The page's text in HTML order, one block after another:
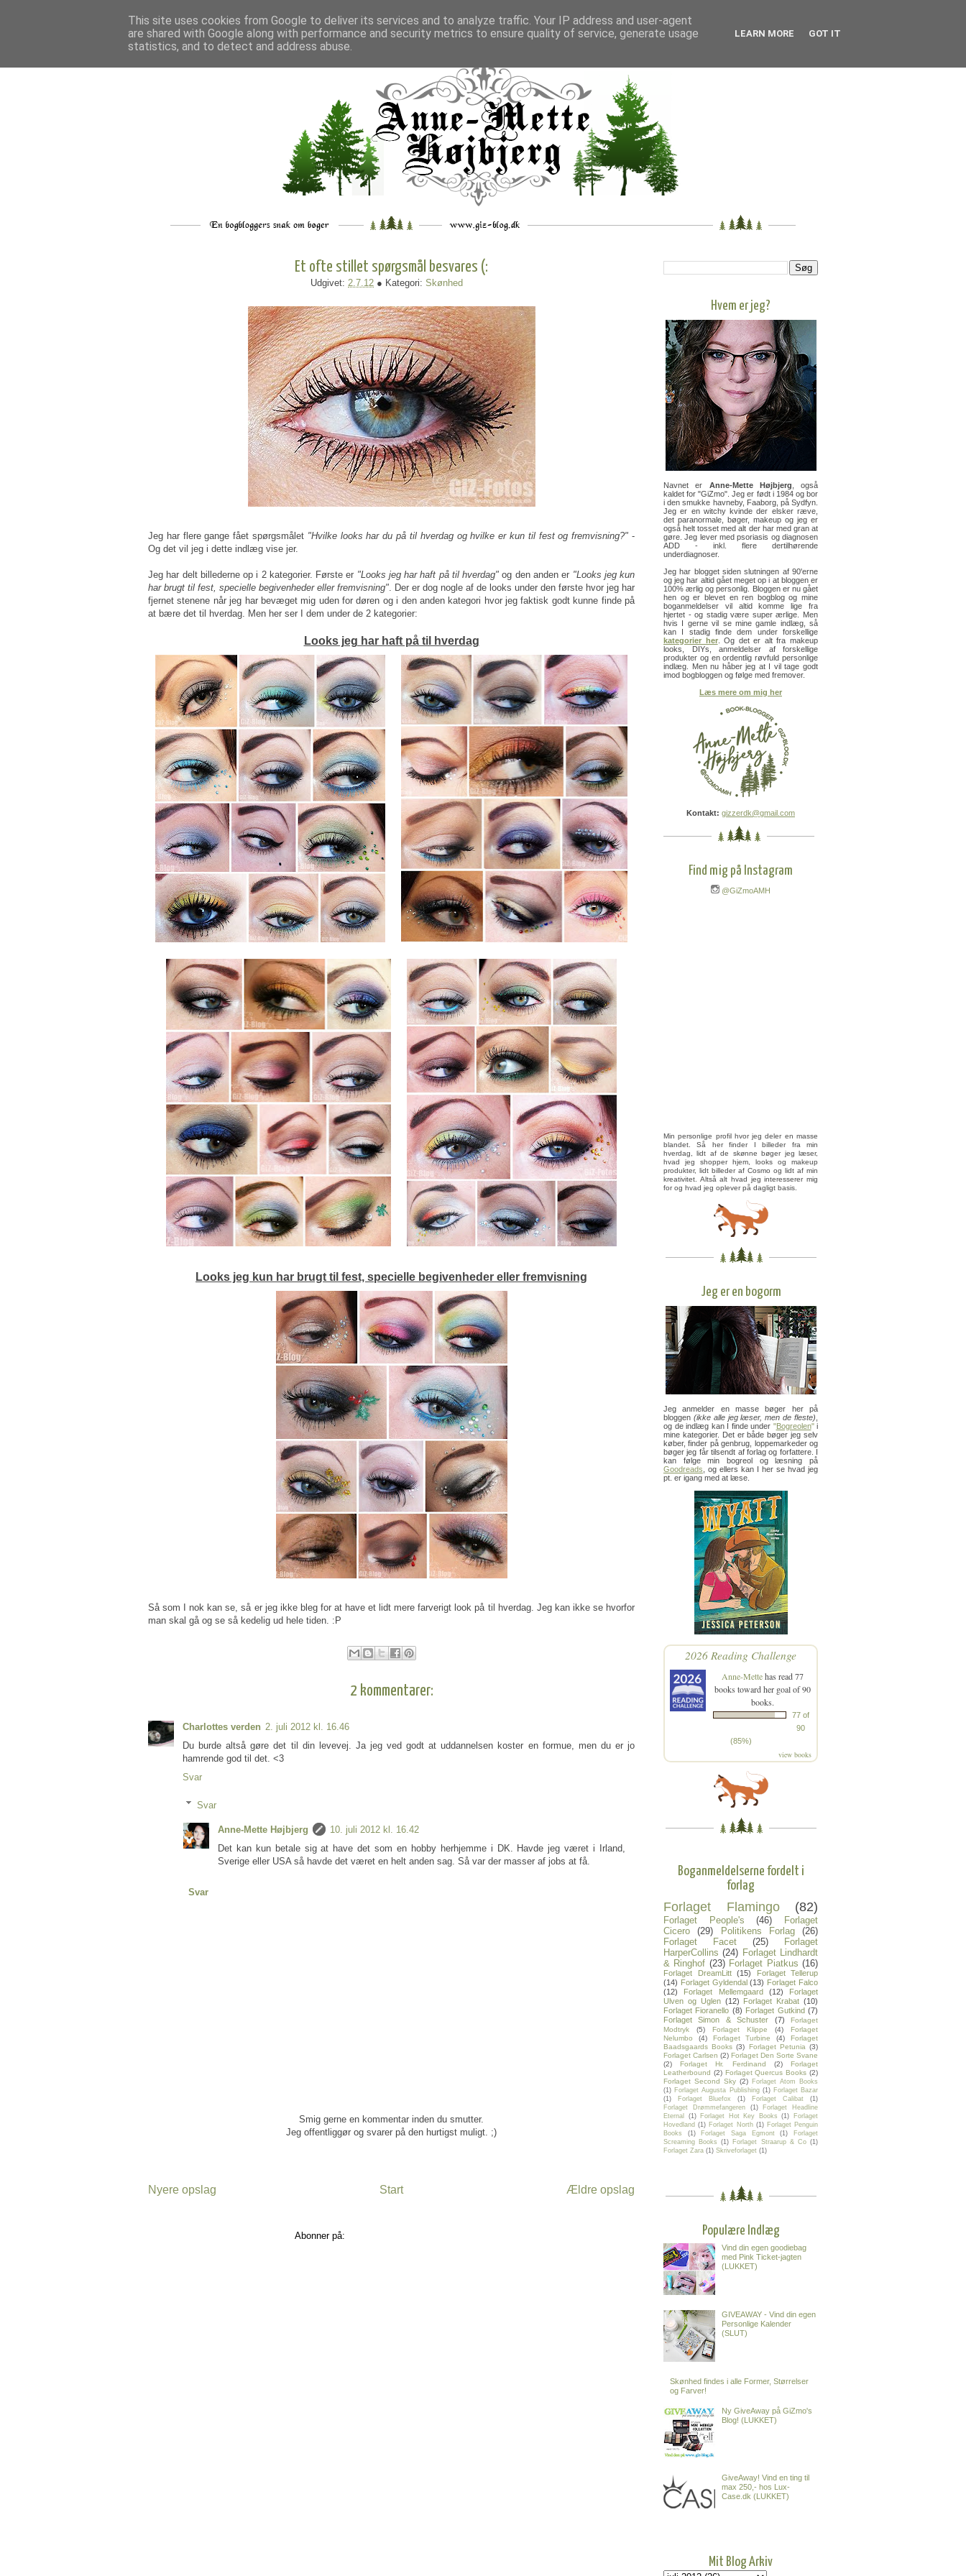
___ _. __ __ _ ___
Et ofte stillet spørgsmål besvares (:
Udgivet: 2.7.12 ● Kategori: Skønhed
Jeg har flere gange fået spørgsmålet "Hvilke looks har du på til hverdag og hvilke er kun til fest og fremvisning?" -
Og det vil jeg i dette indlæg vise jer.
Jeg har delt billederne op i 2 kategorier. Første er "Looks jeg har haft på til hverdag" og den anden er "Looks jeg kun
har brugt til fest, specielle begivenheder eller fremvisning". Der er dog nogle af de looks under den første hvor jeg har
fjernet stenene når jeg har bevæget mig uden for døren og i den anden kategori hvor jeg faktisk godt kunne finde på
at bære det til hverdag. Men her ser I dem under de 2 kategorier:
Looks jeg har haft på til hverdag
Looks jeg kun har brugt til fest, specielle begivenheder eller fremvisning
Så som I nok kan se, så er jeg ikke bleg for at have et lidt mere farverigt look på til hverdag. Jeg kan ikke se hvorfor
man skal gå og se så kedelig ud hele tiden. :P
2 kommentarer:
Charlottes verden 2. juli 2012 kl. 16.46
Du burde altså gøre det til din levevej. Ja jeg ved godt at uddannelsen koster en formue, men du er jo
hamrende god til det. <3
Svar
Svar
Anne-Mette Højbjerg
10. juli 2012 kl. 16.42
Det kan kun betale sig at have det som en hobby herhjemme i DK. Havde jeg været i Irland,
Sverige eller USA så havde det været en helt anden sag. Så var der masser af jobs at få.
Svar
Smig gerne en kommentar inden du smutter.
Jeg offentliggør og svarer på den hurtigst muligt. ;)
Nyere opslag Ældre opslag
Start
Abonner på:
Hvem er jeg?
Navnet er Anne-Mette Højbjerg , også
kaldet for "GiZmo". Jeg er født i 1984 og bor
i den smukke havneby, Faaborg, på Sydfyn.
Jeg er en witchy kvinde der elsker ræve,
det paranormale, bøger, makeup og jeg er
også helt tosset med alt der har med gran at
gøre. Jeg lever med psoriasis og diagnosen
ADD - inkl. flere dertilhørende
underdiagnoser.
Jeg har blogget siden slutningen af 90'erne
og jeg har altid gået meget op i at bloggen er
100% ærlig og personlig. Bloggen er nu gået
hen og er blevet en ren bogblog og mine
boganmeldelser vil altid komme lige fra
hjertet - og stadig være super ærlige. Men
hvis I gerne vil se mine gamle indlæg, så
kan I stadig finde dem under forskellige
kategorier her. Og det er alt fra makeup
looks, DIYs, anmeldelser af forskellige
produkter og en ordentlig røvfuld personlige
indlæg. Men nu håber jeg at I vil tage godt
imod bogbloggen og følge med fremover.
Læs mere om mig her
Kontakt: gizzerdk@gmail.com
Find mig på Instagram
@GiZmoAMH
Min personlige profil hvor jeg deler en masse
blandet. Så her finder I billeder fra min
hverdag, lidt af de skønne bøger jeg læser,
hvad jeg shopper hjem, looks og makeup
produkter, lidt billeder af Cosmo og lidt af min
kreativitet. Altså alt hvad jeg interesserer mig
for og hvad jeg oplever på dagligt basis.
Jeg er en bogorm
Jeg anmelder en masse bøger her på
bloggen (ikke alle jeg læser, men de fleste)
og de indlæg kan I finde under "Bogreolen"i
mine kategorier. Det er både bøger jeg selv
køber, finder på genbrug, loppemarkeder og
bøger jeg får tilsendt af forlag og forfattere. I
kan følge min bogreol og læsning på
Goodreads , og ellers kan I her se hvad jeg
pt. er igang med at læse.
2026 Reading Challenge
Anne-Mettehas read 77
books toward her goal of 90
books.
77 of
90
(85%)
view books
Boganmeldelserne fordelt i
forlag
Forlaget Flamingo (82)
Forlaget People's (46)
Forlaget
Cicero
(29) Politikens Forlag
(26)
Forlaget Facet
(25)
Forlaget
HarperCollins (24) Forlaget Lindhardt
& Ringhof (23) Forlaget Piatkus (16)
Forlaget DreamLitt (15)
Forlaget Tellerup
(14) Forlaget Gyldendal (13) Forlaget Falco
(12)
Forlaget Mellemgaard (12)
Forlaget
Ulven og Uglen (12) Forlaget Krabat (10)
Forlaget Fioranello (8) Forlaget Gutkind (7)
Forlaget Simon & Schuster
(7)
Forlaget
Modtryk
(5) Forlaget Klippe (4)
Forlaget
Nelumbo
(4) Forlaget Turbine (4)
Forlaget
Baadsgaards Books (3) Forlaget Petunia (3)
Forlaget Carlsen (2) Forlaget Den Sorte Svane
(2)
Forlaget Hr. Ferdinand (2)
Forlaget
Leatherbound (2) Forlaget Quercus Books (2)
Forlaget Second Sky (2) Forlaget Atom Books
(1) Forlaget Augusta Publishing (1) Forlaget Bazar
(1)
Forlaget Bluefox (1) Forlaget Calibat
(1)
Forlaget Drømmefangeren
(1)
Forlaget Headline
Eternal
(1) Forlaget Hot Key Books (1)
Forlaget
Hovedland (1) Forlaget North (1) Forlaget Penguin
Books
(1) Forlaget Saga Egmont (1)
Forlaget
Screaming Books
(1) Forlaget Straarup & Co (1)
Forlaget Zara (1) Skriveforlaget (1)
Populære Indlæg
Vind din egen goodiebag
med Pink Ticket-jagten
(LUKKET)
GIVEAWAY - Vind din egen
Personlige Kalender
(SLUT)
Skønhed findes i alle Former, Størrelser
og Farver!
Ny GiveAway på GiZmo's
Blog! (LUKKET)
GiveAway! Vind en ting til
max 250,- hos Lux-
Case.dk (LUKKET)
Mit Blog Arkiv
This site uses cookies from Google to deliver its services and to analyze traffic. Your IP address and user-agent
are shared with Google along with performance and security metrics to ensure quality of service, generate usage
statistics, and to detect and address abuse.
LEARN MORE GOT IT